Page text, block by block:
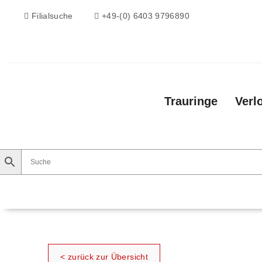
Filialsuche +49-(0) 6403 9796890
Trauringe
< zurück zur Übersicht